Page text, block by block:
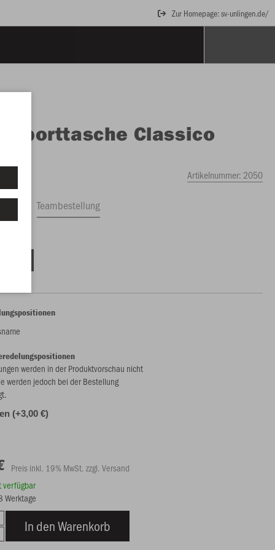
Zur Homepage: sv-unlingen.de/
Sporttasche Classico
Artikelnummer: 2050
Teambestellung
werden in der Produktvorschau nicht
werden jedoch bei der Bestellung
(+3,00 €)
Preis inkl. 19% MwSt. zzgl. Versand
verfügbar
Werktage
In den Warenkorb